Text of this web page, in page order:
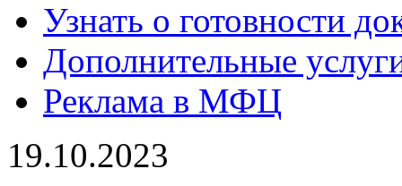
Узнать о готовности
Дополнительные
Реклама в МФЦ
19.10.2023